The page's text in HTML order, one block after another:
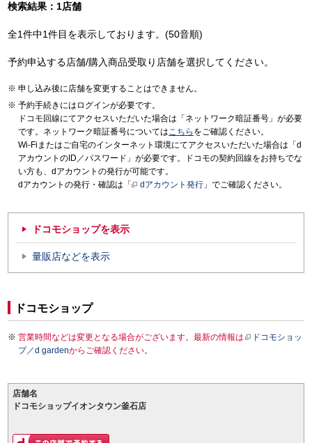
検索結果：1店舗
全1件中1件目を表示しております。(50音順)
予約申込する店舗/購入商品受取り店舗を選択してください。
申し込み後に店舗を変更することはできません。
予約手続きにはログインが必要です。
ドコモ回線にてアクセスいただいた場合は「ネットワーク暗証番号」が必要
です。ネットワーク暗証番号についてはこちら をご確認ください。
Wi-Fiまたはご自宅のインターネット環境にてアクセスいただいた場合は「d
アカウントのID／パスワード」が必要です。ドコモの契約回線をお持ちでな
い方も、dアカウントの発行が可能です。
dアカウントの発行・確認は「
dアカウント発行 」でご確認ください。
ドコモショップを表示
量販店などを表示
ドコモショップ
営業時間などは変更となる場合がございます。最新の情報は
ドコモショッ
プ／d gardenからご確認ください。
店舗名
ドコモショップイオンタウン釜石店